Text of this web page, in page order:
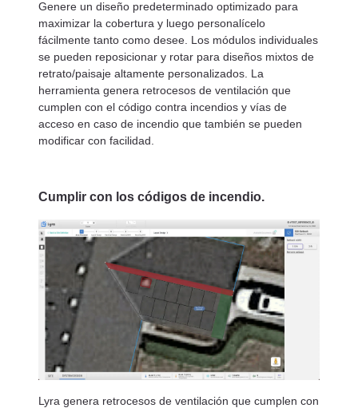
Genere un diseño predeterminado optimizado para
maximizar la cobertura y luego personalícelo
fácilmente tanto como desee. Los módulos individuales
se pueden reposicionar y rotar para diseños mixtos de
retrato/paisaje altamente personalizados. La
herramienta genera retrocesos de ventilación que
cumplen con el código contra incendios y vías de
acceso en caso de incendio que también se pueden
modificar con facilidad.
Cumplir con los códigos de incendio.
Lyra genera retrocesos de ventilación que cumplen con